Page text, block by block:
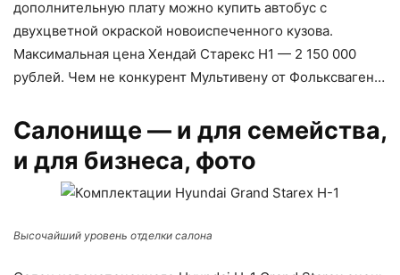
дополнительную плату можно купить автобус с
двухцветной окраской новоиспеченного кузова.
Максимальная цена Хендай Старекс Н1 — 2 150 000
рублей. Чем не конкурент Мультивену от Фольксваген…
Салонище — и для семейства,
и для бизнеса, фото
Высочайший уровень отделки салона